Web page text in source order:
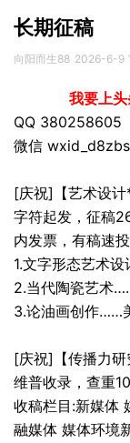
长期征稿
向阳而生88 2026-6-9
我要上
QQ 380258605
微信
[庆祝]【艺术设
字符起发，征稿
内发票，有稿速投
1.文字形态艺术
2.当代陶瓷艺术
3.论油画创作……
[庆祝]【传播力研
维普收录，查重
收稿栏目:新媒体
融媒体 媒体环境